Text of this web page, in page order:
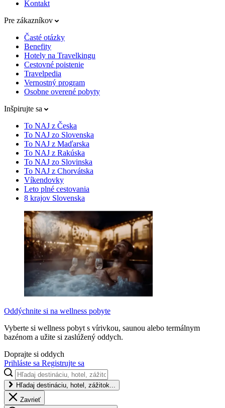
Kontakt
Pre zákazníkov
Časté otázky
Benefity
Hotely na Travelkingu
Cestovné poistenie
Travelpedia
Vernostný program
Osobne overené pobyty
Inšpirujte sa
To NAJ z Česka
To NAJ zo Slovenska
To NAJ z Maďarska
To NAJ z Rakúska
To NAJ zo Slovinska
To NAJ z Chorvátska
Víkendovky
Leto plné cestovania
8 krajov Slovenska
Oddýchnite si na wellness pobyte
Vyberte si wellness pobyt s vírivkou, saunou alebo termálnym
bazénom a užite si zaslúžený oddych.
Doprajte si oddych
Prihláste sa Registrujte sa
Hľadaj destináciu, hotel, zážitok...
Zavrieť